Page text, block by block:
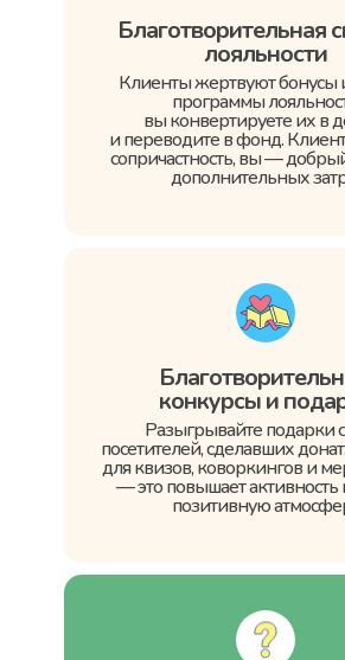
Разыгрывайте подарки
посетителей, сделавших
для квизов, коворкингов и
— это повышает активность
позитивную
конкурсы и
Клиенты жертвуют бонусы
программы
вы конвертируете их в
и переводите в фонд. Клиент
сопричастность, вы —
дополнительных
Благотворительная
лояльности